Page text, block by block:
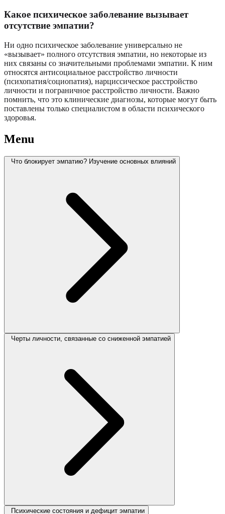
Какое психическое заболевание вызывает
отсутствие эмпатии?
Ни одно психическое заболевание универсально не
«вызывает» полного отсутствия эмпатии, но некоторые из
них связаны со значительными проблемами эмпатии. К ним
относятся антисоциальное расстройство личности
(психопатия/социопатия), нарциссическое расстройство
личности и пограничное расстройство личности. Важно
помнить, что это клинические диагнозы, которые могут быть
поставлены только специалистом в области психического
здоровья.
Menu
Что блокирует эмпатию? Изучение основных влияний
Черты личности, связанные со сниженной эмпатией
Психические состояния и дефицит эмпатии